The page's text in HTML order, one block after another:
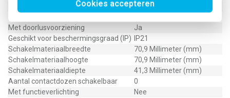
Cookies accepteren
Uitvoering oppervlakte
Glanzend
Met doorlusvoorziening
Ja
Geschikt voor beschermingsgraad (IP)
IP21
Schakelmateriaalbreedte
70,9 Millimeter (mm)
Schakelmateriaalhoogte
70,9 Millimeter (mm)
Schakelmateriaaldiepte
41,3 Millimeter (mm)
Aantal contactdozen schakelbaar
0
Met functieverlichting
Nee